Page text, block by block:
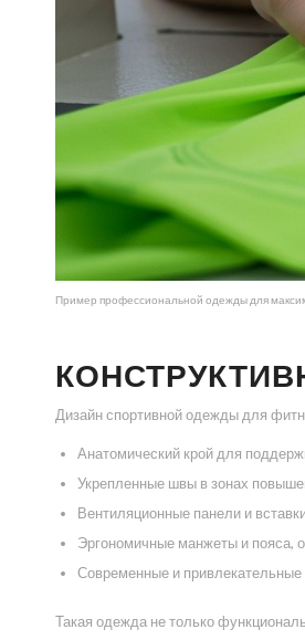
Пример профессиональной одежды для
Дизайн спортивной одежды для
Анатомический крой для
Укрепленные швы в зонах
Вентиляционные панели и
Эргономичные манжеты и пояса,
Современные и привлекательные
Такая одежда не только